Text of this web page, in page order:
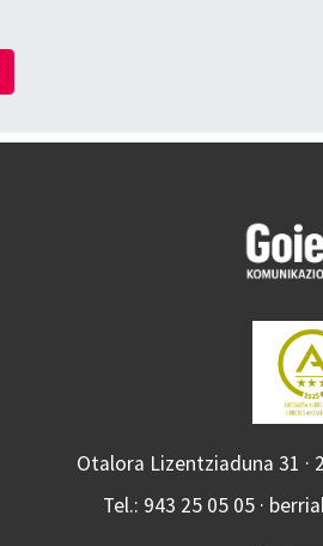
Otalora Lizentziaduna 31 ·
Tel.: 943 25 05 05 ·